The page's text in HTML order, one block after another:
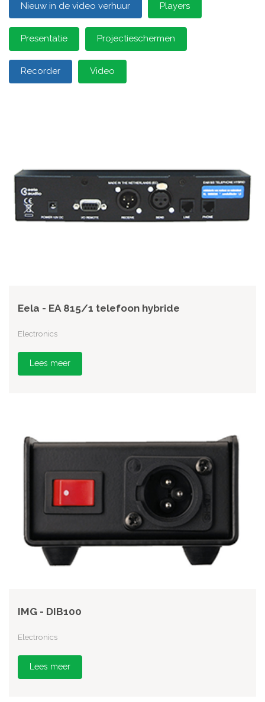
Nieuw in de video verhuur Players
Presentatie Projectieschermen
Recorder Video
Eela - EA 815/1 telefoon hybride
Electronics
Lees meer
IMG - DIB100
Electronics
Lees meer